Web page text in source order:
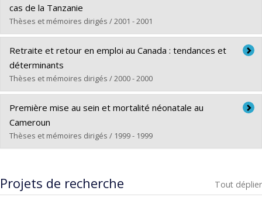
Cycle : Doctorat
Diplôme obtenu :Ph. D.
Lien vers le document dans Papyrus
cas de la Tanzanie
Thèses et mémoires dirigés / 2001 - 2001
Diplômé(e) :Charvet, Carole
Cycle :Doctorat
Diplôme obtenu :Ph. D.
Lien vers le document dans Papyrus
Retraite et retour en emploi au Canada : tendances et
déterminants
Thèses et mémoires dirigés / 2000 - 2000
Diplômé(e) :Jobin, Sylvie
Cycle :Maîtrise
Diplôme obtenu :M. Sc.
Lien vers le document dans Papyrus
Première mise au sein et mortalité néonatale au
Cameroun
Thèses et mémoires dirigés / 1999 - 1999
Cycle :Maîtrise
Diplôme obtenu :M. Sc.
Projets de recherche Tout déplier